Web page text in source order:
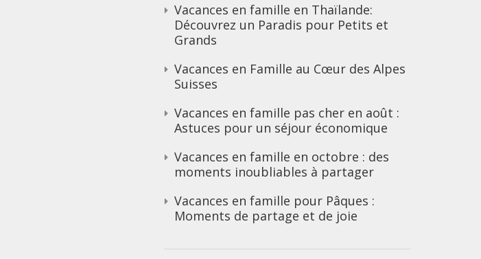
Vacances en famille en Thaïlande:
Découvrez un Paradis pour Petits et
Grands
Vacances en Famille au Cœur des Alpes
Suisses
Vacances en famille pas cher en août :
Astuces pour un séjour économique
Vacances en famille en octobre : des
moments inoubliables à partager
Vacances en famille pour Pâques :
Moments de partage et de joie